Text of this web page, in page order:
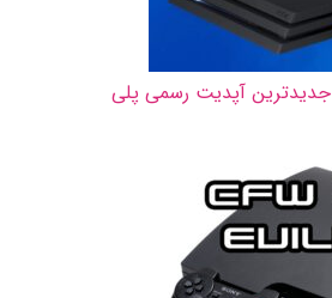
PS4 UPDATE 13.52 جدیدترین آپدیت رسمی پلی